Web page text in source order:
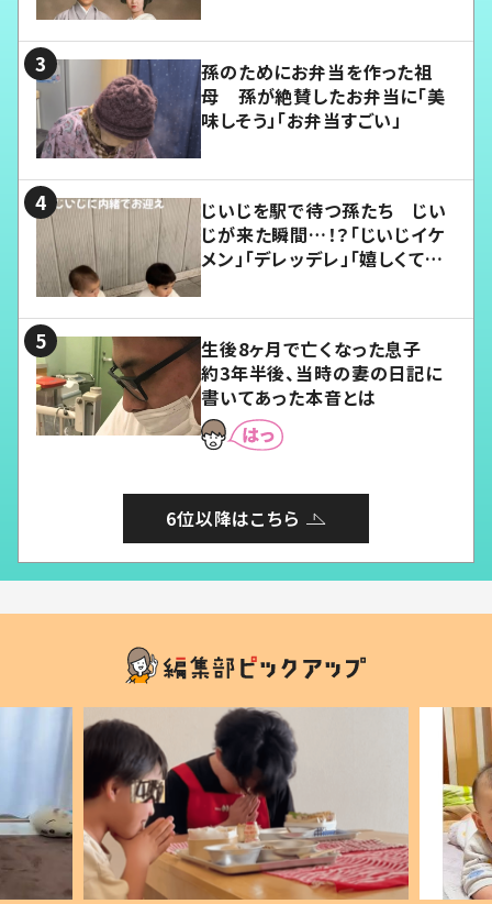
孫のためにお弁当を作った祖
母 孫が絶賛したお弁当に「美
味しそう」「お弁当すごい」
じいじを駅で待つ孫たち じい
じが来た瞬間…！？「じいじイケ
メン」「デレッデレ」「嬉しくて可
生後8ヶ月で亡くなった息子
約3年半後、当時の妻の日記に
書いてあった本音とは
6位以降はこちら